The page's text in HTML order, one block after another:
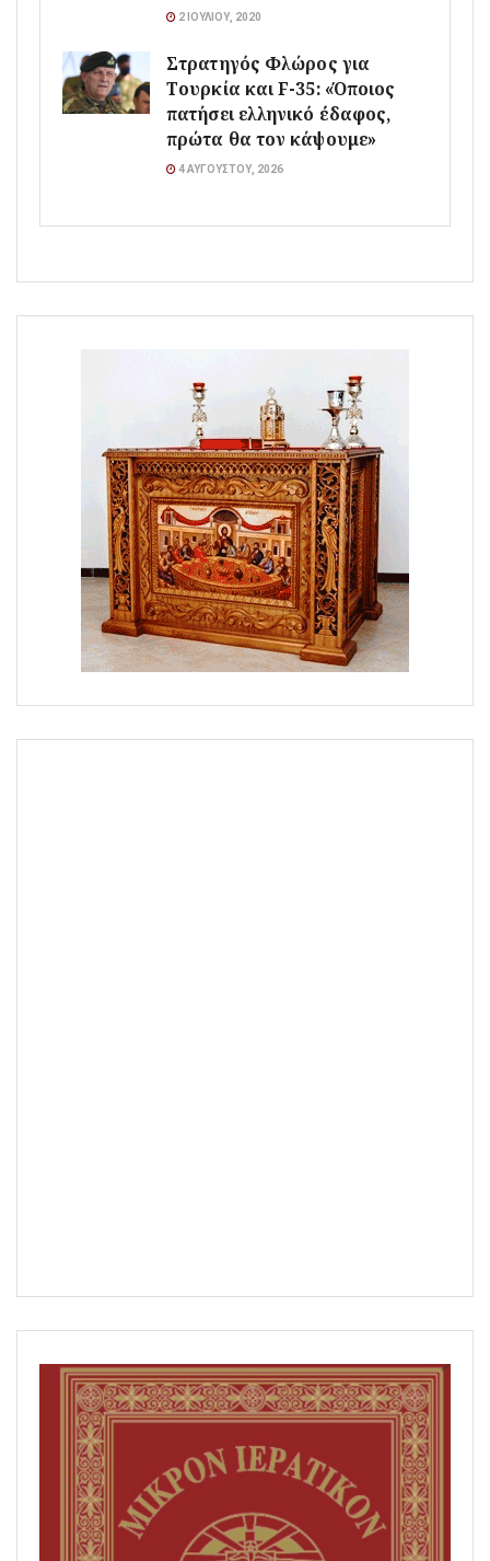
2 ΙΟΥΛΊΟΥ, 2020
Στρατηγός Φλώρος για
Τουρκία και F-35: «Όποιος
πατήσει ελληνικό έδαφος,
πρώτα θα τον κάψουμε»
4 ΑΥΓΟΎΣΤΟΥ, 2026